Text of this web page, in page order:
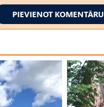
PIEVIENOT KOMENTĀRU